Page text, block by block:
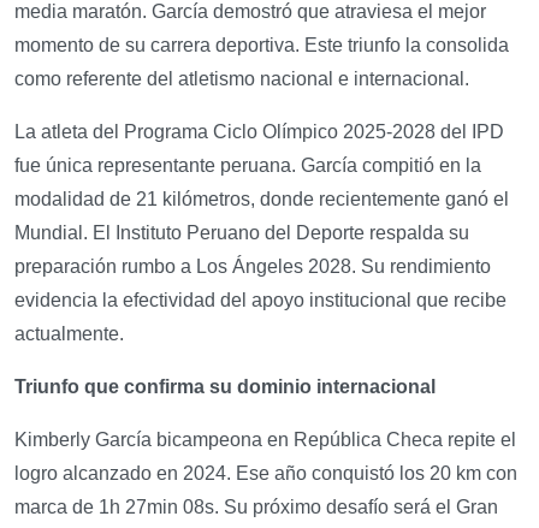
media maratón. García demostró que atraviesa el mejor
momento de su carrera deportiva. Este triunfo la consolida
como referente del atletismo nacional e internacional.
La atleta del Programa Ciclo Olímpico 2025-2028 del IPD
fue única representante peruana. García compitió en la
modalidad de 21 kilómetros, donde recientemente ganó el
Mundial. El Instituto Peruano del Deporte respalda su
preparación rumbo a Los Ángeles 2028. Su rendimiento
evidencia la efectividad del apoyo institucional que recibe
actualmente.
Triunfo que confirma su dominio internacional
Kimberly García bicampeona en República Checa repite el
logro alcanzado en 2024. Ese año conquistó los 20 km con
marca de 1h 27min 08s. Su próximo desafío será el Gran